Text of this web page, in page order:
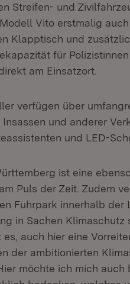
Streifen- und
Vito erstmalig
Klapptisch und
für
am Einsatzort.
verfügen über
und anderer
und LED-
ist eine
Puls der Zeit. Zudem
Fuhrpark innerhalb der
in Sachen
auch hier eine
der ambitionierten
möchte ich mich auch